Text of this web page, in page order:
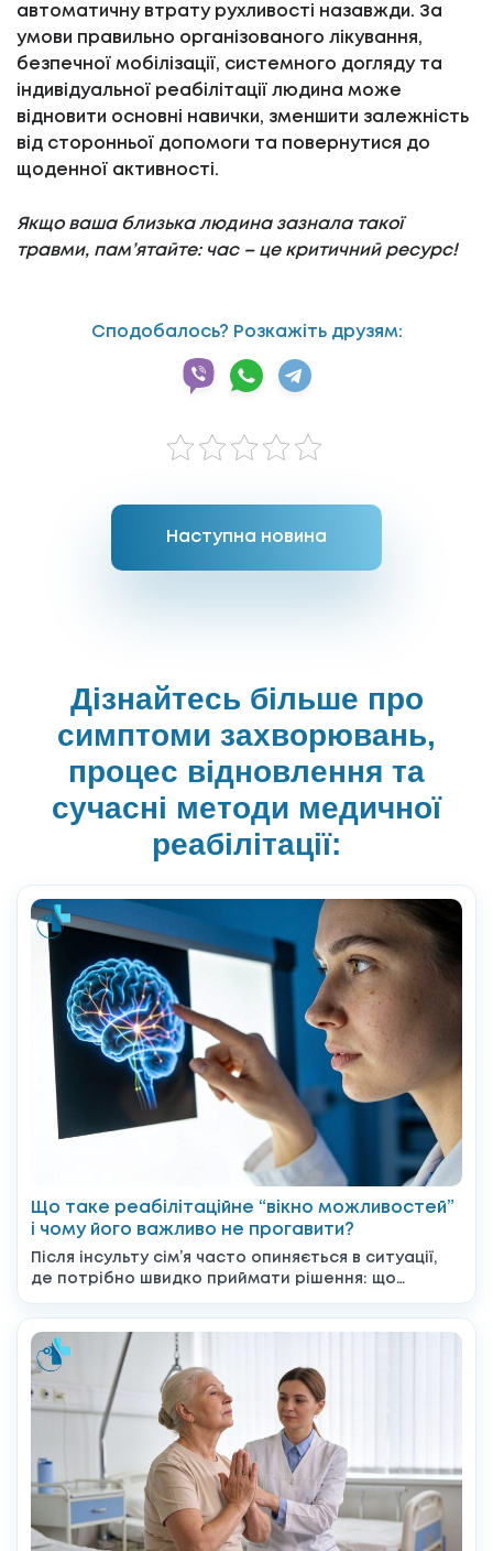
автоматичну втрату рухливості назавжди. За
умови правильно організованого лікування,
безпечної мобілізації, системного догляду та
індивідуальної реабілітації людина може
відновити основні навички, зменшити залежність
від сторонньої допомоги та повернутися до
щоденної активності.
Якщо ваша близька людина зазнала такої
травми, пам’ятайте: час – це критичний ресурс!
Сподобалось? Розкажіть друзям:
Наступна новина
Дізнайтесь більше про
симптоми захворювань,
процес відновлення та
сучасні методи медичної
реабілітації:
Що таке реабілітаційне “вікно можливостей”
і чому його важливо не прогавити?
Після інсульту сім’я часто опиняється в ситуації,
де потрібно швидко приймати рішення: що